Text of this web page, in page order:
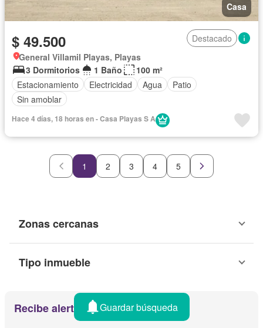
Casa
$ 49.500
Destacado
General Villamil Playas, Playas
3 Dormitorios
1 Baño
100 m²
Estacionamiento
Electricidad Agua
Patio
Sin amoblar
Hace 4 días, 18 horas en - Casa Playas S A
1 2 3 4 5
Zonas cercanas
Tipo inmueble
Recibe alertas por emailGuardar búsqueda